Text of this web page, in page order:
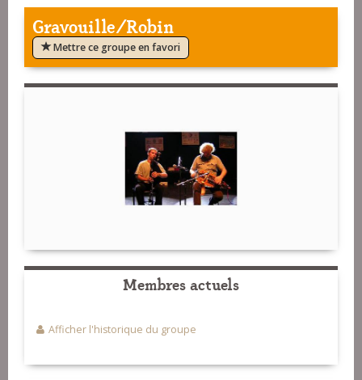
Gravouille/Robin
Mettre ce groupe en favori
Membres actuels
Afficher l'historique du groupe